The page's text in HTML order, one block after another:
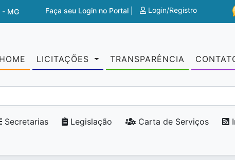
- MG Faça seu Login no Portal | Login/Registro
HOME LICITAÇÕES TRANSPARÊNCIA
Secretarias Legislação Carta de Serviços